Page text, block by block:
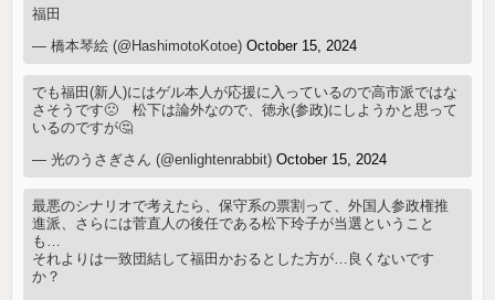
福田
— 橋本琴絵 (@HashimotoKotoe)October 15, 2024
でも福田(新人)にはゲル本人が応援に入っているので高市派ではな
さそうです🙁 松下は論外なので、徳永(参政)にしようかと思って
いるのですが🤔
— 光のうさぎさん (@enlightenrabbit)October 15, 2024
最悪のシナリオで考えたら、保守系の票割って、外国人参政権推
進派、さらには菅直人の後任である松下玲子が当選ということ
も…
それよりは一致団結して福田かおるとした方が…良くないです
か？